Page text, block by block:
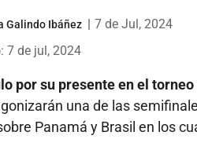
Galindo Ibáñez
7 de Jul, 2024
7 de jul, 2024
por su presente en el torneo
una de las
Panamá y Brasil en los